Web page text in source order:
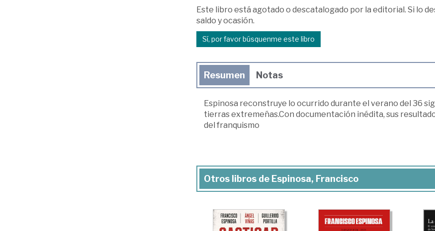
Este libro está agotado o descatalogado por la editorial. Si lo
saldo y ocasión.
Sí, por favor búsquenme este libro
Resumen Notas
Espinosa reconstruye lo ocurrido durante el verano del 36
tierras extremeñas.Con documentación inédita, sus
del franquismo
Otros libros de Espinosa, Francisco